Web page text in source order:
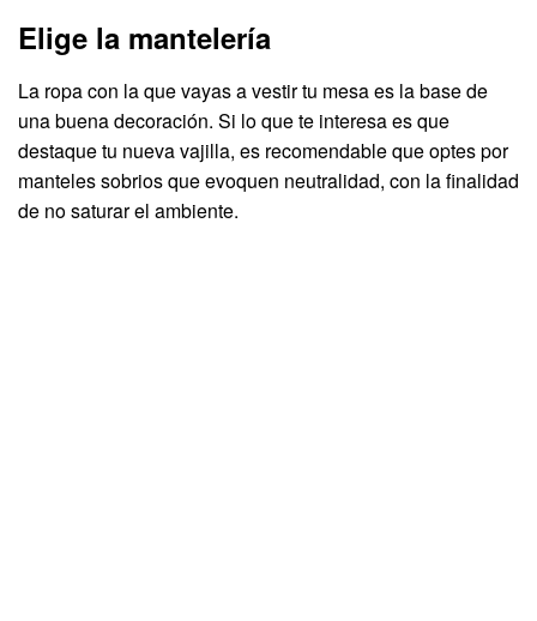
Elige la mantelería
La ropa con la que vayas a vestir tu mesa es la base de
una buena decoración. Si lo que te interesa es que
destaque tu nueva vajilla, es recomendable que optes por
manteles sobrios que evoquen neutralidad, con la finalidad
de no saturar el ambiente.